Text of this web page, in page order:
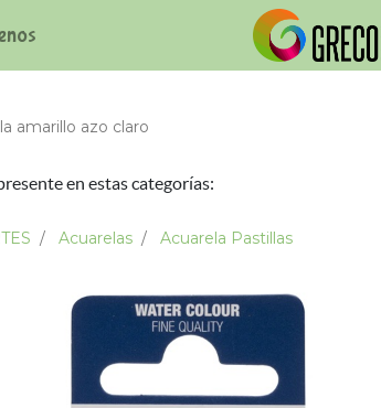
amarillo azo claro
en estas categorías:
Acuarelas Acuarela Pastillas